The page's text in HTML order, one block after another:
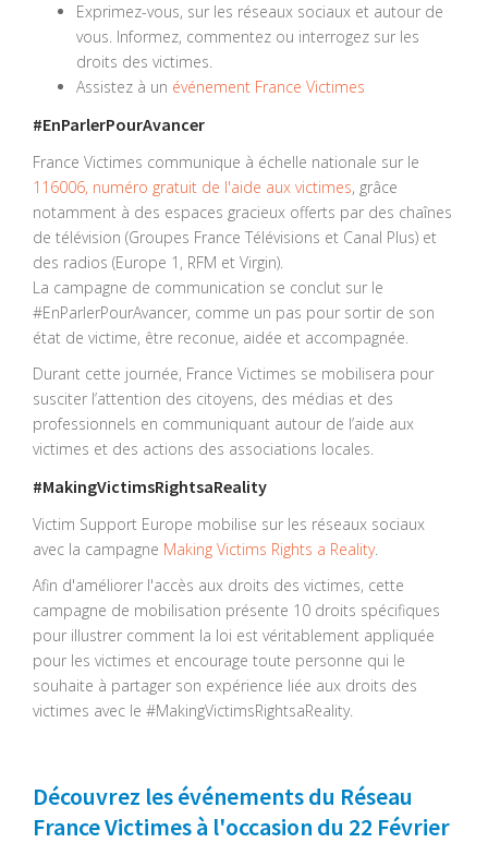
Exprimez-vous, sur les réseaux sociaux et autour de
vous. Informez, commentez ou interrogez sur les
droits des victimes.
Assistez à un événement France Victimes
#EnParlerPourAvancer
France Victimes communique à échelle nationale sur le
116006, numéro gratuit de l'aide aux victimes, grâce
notamment à des espaces gracieux offerts par des chaînes
de télévision (Groupes France Télévisions et Canal Plus) et
des radios (Europe 1, RFM et Virgin).
La campagne de communication se conclut sur le
#EnParlerPourAvancer, comme un pas pour sortir de son
état de victime, être reconue, aidée et accompagnée.
Durant cette journée, France Victimes se mobilisera pour
susciter l’attention des citoyens, des médias et des
professionnels en communiquant autour de l’aide aux
victimes et des actions des associations locales.
#MakingVictimsRightsaReality
Victim Support Europe mobilise sur les réseaux sociaux
avec la campagne Making Victims Rights a Reality.
Afin d'améliorer l'accès aux droits des victimes, cette
campagne de mobilisation présente 10 droits spécifiques
pour illustrer comment la loi est véritablement appliquée
pour les victimes et encourage toute personne qui le
souhaite à partager son expérience liée aux droits des
victimes avec le #MakingVictimsRightsaReality.
Découvrez les événements du Réseau
France Victimes à l'occasion du 22 Février